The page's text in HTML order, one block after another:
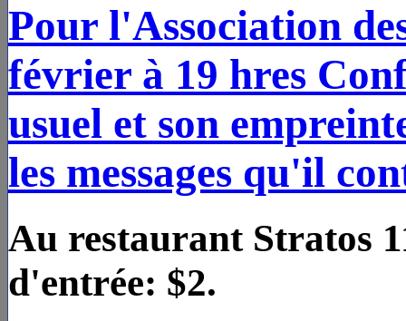
Pour l'Association
février à 19 hres
usuel et son
les messages qu'il
Au restaurant Stratos
d'entrée: $2.